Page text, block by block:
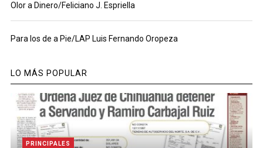
Olor a Dinero/Feliciano J. Espriella
Para los de a Pie/LAP Luis Fernando Oropeza
LO MÁS POPULAR
PRINCIPALES